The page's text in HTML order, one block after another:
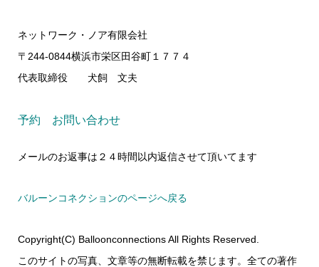
ネットワーク・ノア有限会社
〒244-0844横浜市栄区田谷町１７７４
代表取締役 犬飼 文夫
予約 お問い合わせ
メールのお返事は２４時間以内返信させて頂いてます
バルーンコネクションのページへ戻る
Copyright(C) Balloonconnections All Rights Reserved.
このサイトの写真、文章等の無断転載を禁じます。全ての著作